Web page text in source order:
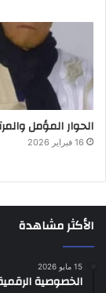
الحوار المؤمل
16 فبراير 2026
الأكثر مشاهدة
15 مايو 2026
الخصوصية